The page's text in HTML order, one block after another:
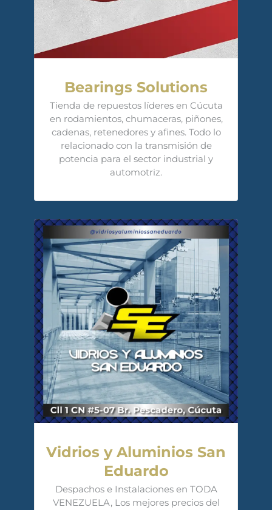
Bearings Solutions
Tienda de repuestos líderes en Cúcuta
en rodamientos, chumaceras, piñones,
cadenas, retenedores y afines. Todo lo
relacionado con la transmisión de
potencia para el sector industrial y
automotriz.
Vidrios y Aluminios San
Eduardo
Despachos e Instalaciones en TODA
VENEZUELA, Los mejores precios del